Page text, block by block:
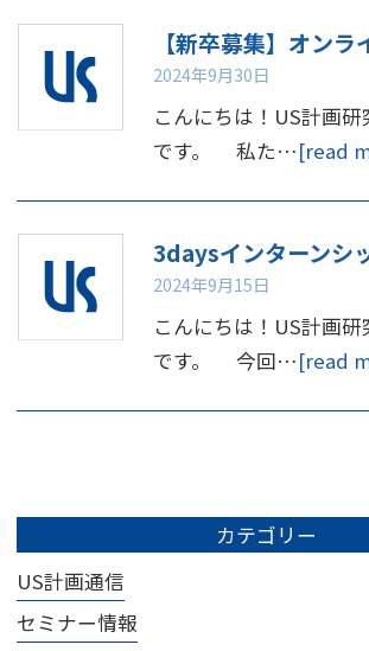
2024年9月30日
こんにちは！US計画
です。 私た…[read
2024年9月15日
こんにちは！US計画
です。 今回…[read
カテゴリー
US計画通信
セミナー情報